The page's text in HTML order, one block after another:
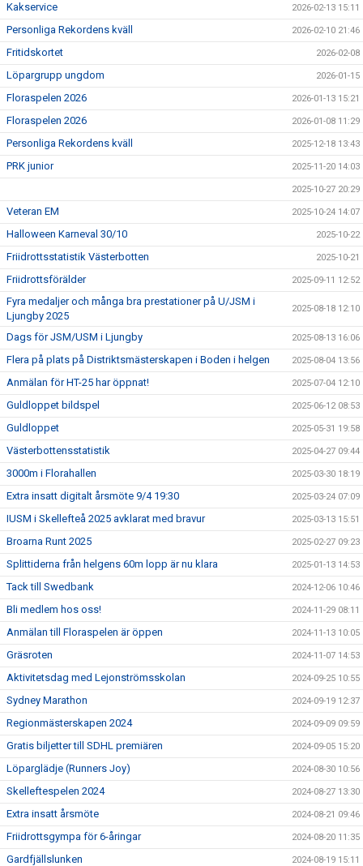
Kakservice 2026-02-13 15:11
Personliga Rekordens kväll 2026-02-10 21:46
Fritidskortet 2026-02-08
Löpargrupp ungdom 2026-01-15
Floraspelen 2026 2026-01-13 15:21
Floraspelen 2026 2026-01-08 11:29
Personliga Rekordens kväll 2025-12-18 13:43
PRK junior 2025-11-20 14:03
2025-10-27 20:29
Veteran EM 2025-10-24 14:07
Halloween Karneval 30/10 2025-10-22
Friidrottsstatistik Västerbotten 2025-10-21
Friidrottsförälder 2025-09-11 12:52
Fyra medaljer och många bra prestationer på U/JSM i
Ljungby 2025
2025-08-18 12:10
Dags för JSM/USM i Ljungby 2025-08-13 16:06
Flera på plats på Distriktsmästerskapen i Boden i helgen 2025-08-04 13:56
Anmälan för HT-25 har öppnat! 2025-07-04 12:10
Guldloppet bildspel 2025-06-12 08:53
Guldloppet 2025-05-31 19:58
Västerbottensstatistik 2025-04-27 09:44
3000m i Florahallen 2025-03-30 18:19
Extra insatt digitalt årsmöte 9/4 19:30 2025-03-24 07:09
IUSM i Skellefteå 2025 avklarat med bravur 2025-03-13 15:51
Broarna Runt 2025 2025-02-27 09:23
Splittiderna från helgens 60m lopp är nu klara 2025-01-13 14:53
Tack till Swedbank 2024-12-06 10:46
Bli medlem hos oss! 2024-11-29 08:11
Anmälan till Floraspelen är öppen 2024-11-13 10:05
Gräsroten 2024-11-07 14:53
Aktivitetsdag med Lejonströmsskolan 2024-09-25 10:55
Sydney Marathon 2024-09-19 12:37
Regionmästerskapen 2024 2024-09-09 09:59
Gratis biljetter till SDHL premiären 2024-09-05 15:20
Löparglädje (Runners Joy) 2024-08-30 10:56
Skelleftespelen 2024 2024-08-27 13:30
Extra insatt årsmöte 2024-08-21 09:46
Friidrottsgympa för 6-åringar 2024-08-20 11:35
Gardfjällslunken 2024-08-19 15:11